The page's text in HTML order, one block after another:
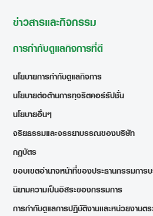
ข่าวสารและกิจกรรม
การกำกับดูแลกิจการที่ดี
นโยบายการกำกับดูแลกิจการ
นโยบายต่อต้านการทุจริตคอร์รัปชั่น
นโยบายอื่นๆ
จริยธรรมและจรรยาบรรณของบริษัท
กฎบัตร
ขอบเขตอำนาจหน้าที่ของประธานกรรมการ
นิยามความเป็นอิสระของกรรมการ
การกำกับดูแลการปฏิบัติงานและหน่วยงานต